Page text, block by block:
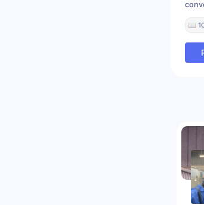
📖